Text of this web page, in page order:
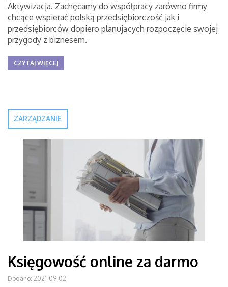
Aktywizacja. Zachęcamy do współpracy zarówno firmy
chcące wspierać polską przedsiębiorczość jak i
przedsiębiorców dopiero planujących rozpoczęcie swojej
przygody z biznesem.
CZYTAJ WIĘCEJ
ZARZĄDZANIE
Księgowość online za darmo
Dodano: 2021-09-02